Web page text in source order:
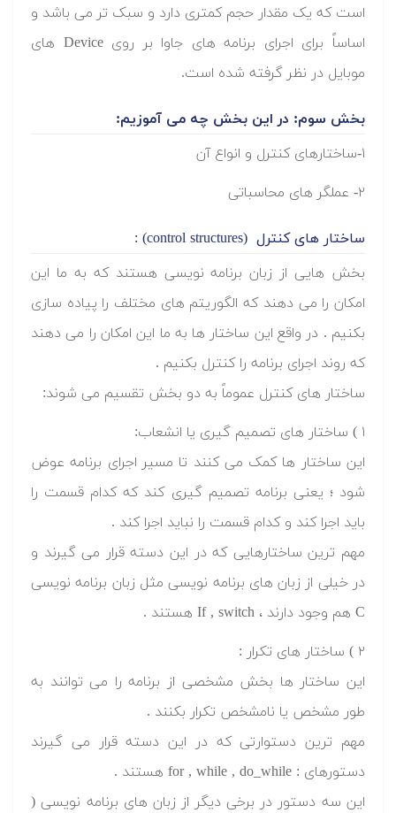
است که یک مقدار حجم کمتری دارد و سبک تر می باشد و
اساساً برای اجرای برنامه های جاوا بر روی Device های
موبایل در نظر گرفته شده است.
بخش سوم: در این بخش چه می آموزیم:
۱-ساختارهای کنترل و انواع آن
۲- عملگر های محاسباتی
ساختار های کنترل (control structures) :
بخش هایی از زبان برنامه نویسی هستند که به ما این
امکان را می دهند که الگوریتم های مختلف را پیاده سازی
بکنیم . در واقع این ساختار ها به ما این امکان را می دهند
که روند اجرای برنامه را کنترل بکنیم .
ساختار های کنترل عموماً به دو بخش تقسیم می شوند:
۱ ) ساختار های تصمیم گیری یا انشعاب:
این ساختار ها کمک می کنند تا مسیر اجرای برنامه عوض
شود ؛ یعنی برنامه تصمیم گیری کند که کدام قسمت را
باید اجرا کند و کدام قسمت را نباید اجرا کند .
مهم ترین ساختارهایی که در این دسته قرار می گیرند و
در خیلی از زبان های برنامه نویسی مثل زبان برنامه نویسی
C هم وجود دارند ، If , switch هستند .
۲ ) ساختار های تکرار :
این ساختار ها بخش مشخصی از برنامه را می توانند به
طور مشخص یا نامشخص تکرار بکنند .
مهم ترین دستوارتی که در این دسته قرار می گیرند
دستورهای : for , while , do_while هستند .
این سه دستور در برخی دیگر از زبان های برنامه نویسی (